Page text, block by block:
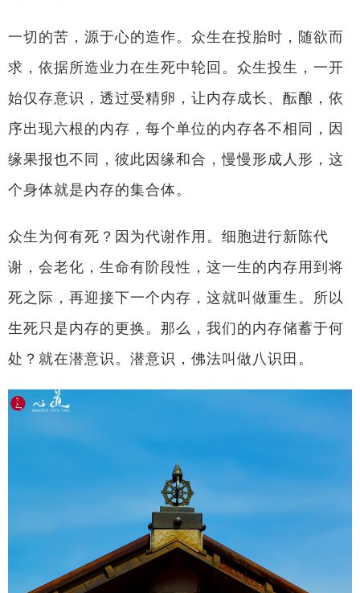
一切的苦，源于心的造作。众生在投胎时，随欲而
求，依据所造业力在生死中轮回。众生投生，一开
始仅存意识，透过受精卵，让内存成长、酝酿，依
序出现六根的内存，每个单位的内存各不相同，因
缘果报也不同，彼此因缘和合，慢慢形成人形，这
个身体就是内存的集合体。
众生为何有死？因为代谢作用。细胞进行新陈代
谢，会老化，生命有阶段性，这一生的内存用到将
死之际，再迎接下一个内存，这就叫做重生。所以
生死只是内存的更换。那么，我们的内存储蓄于何
处？就在潜意识。潜意识，佛法叫做八识田。